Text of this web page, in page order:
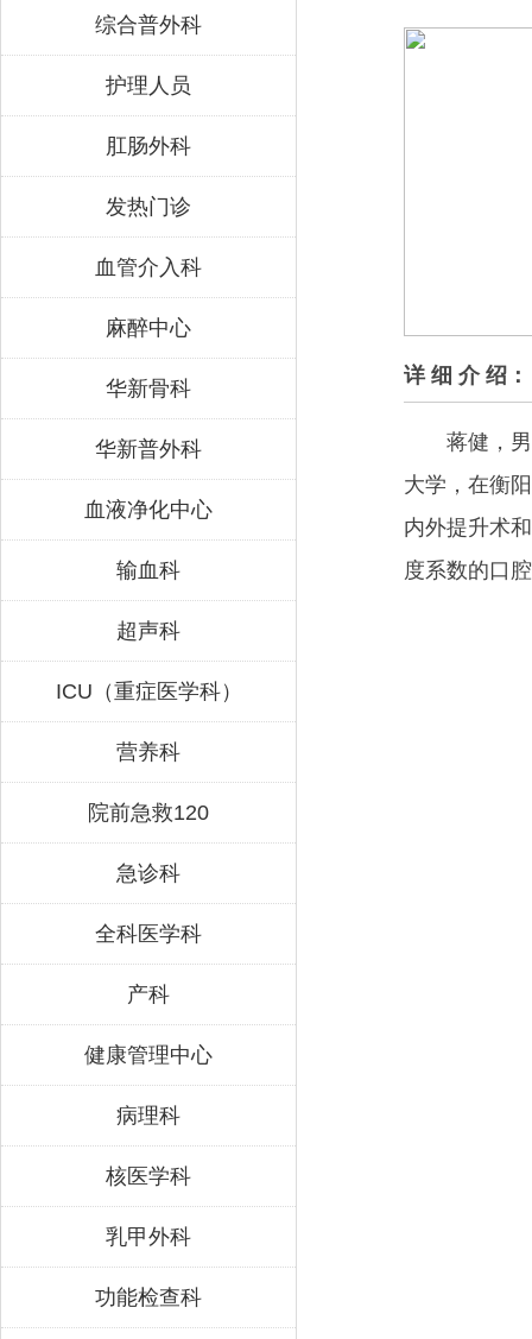
综合普外科
护理人员
肛肠外科
发热门诊
血管介入科
麻醉中心
华新骨科
华新普外科
血液净化中心
输血科
超声科
ICU（重症医学科）
营养科
院前急救120
急诊科
全科医学科
产科
健康管理中心
病理科
核医学科
乳甲外科
功能检查科
详 细 介 绍：
蒋健，
大学，在衡
内外提升术
度系数的口